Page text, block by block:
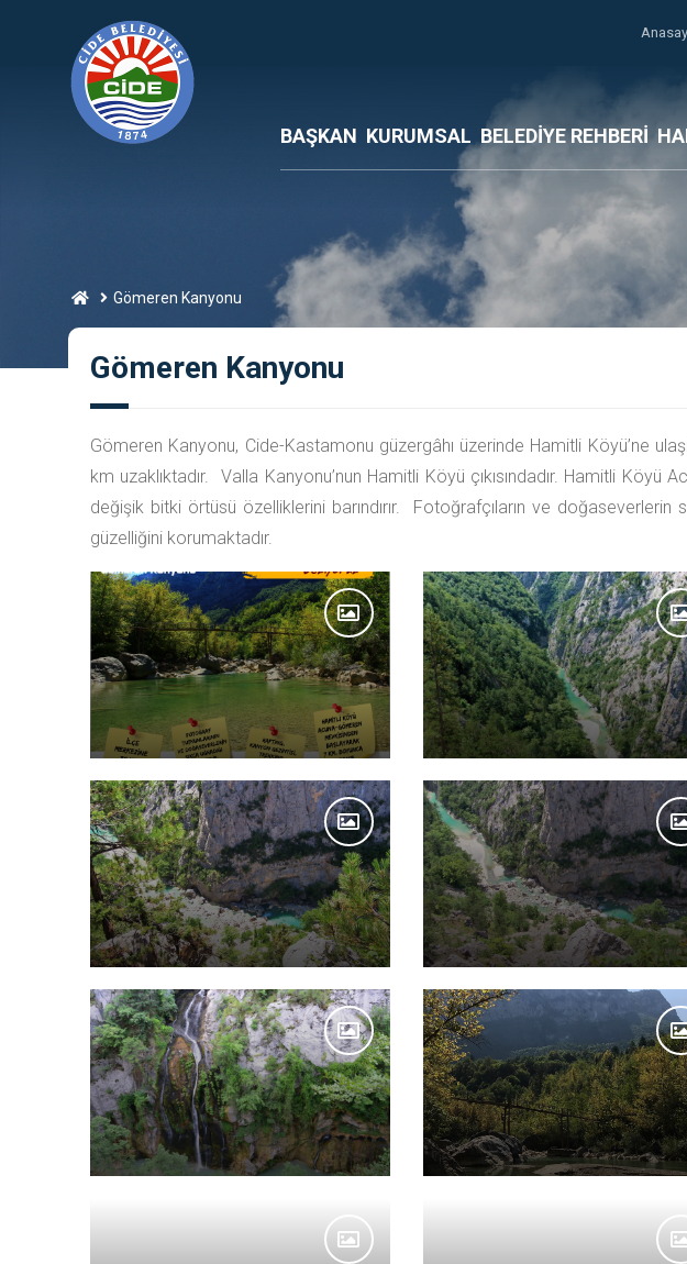
BAŞKAN KURUMSAL BELEDİYE REHBERİ
Gömeren Kanyonu
Gömeren Kanyonu
Gömeren Kanyonu, Cide-Kastamonu güzergâhı üzerinde Hamitli Köyü’ne
km uzaklıktadır. Valla Kanyonu’nun Hamitli Köyü çıkısındadır. Hamitli
değişik bitki örtüsü özelliklerini barındırır. Fotoğrafçıların ve
güzelliğini korumaktadır.